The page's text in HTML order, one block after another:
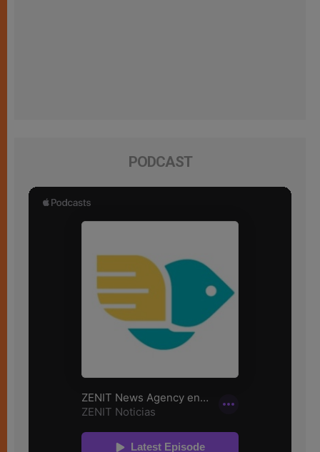
PODCAST